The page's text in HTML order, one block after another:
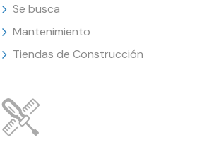
Se busca
Mantenimiento
Tiendas de Construcción